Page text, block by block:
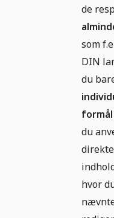
de
som
DIN
du
formål
du
hvor